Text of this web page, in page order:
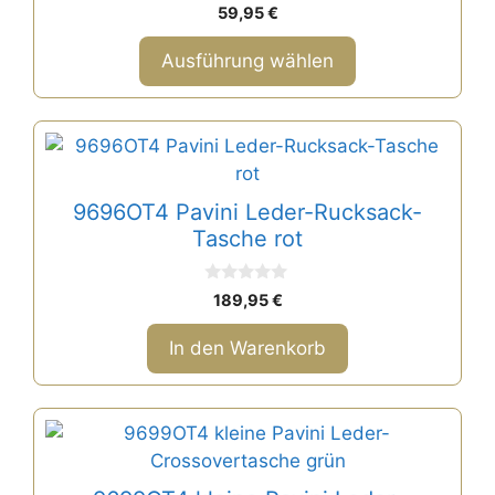
o
n
5
59,95€
Ausführung wählen
9696OT4 Pavini Leder-Rucksack-
Tasche rot
o
n
5
189,95€
In den Warenkorb